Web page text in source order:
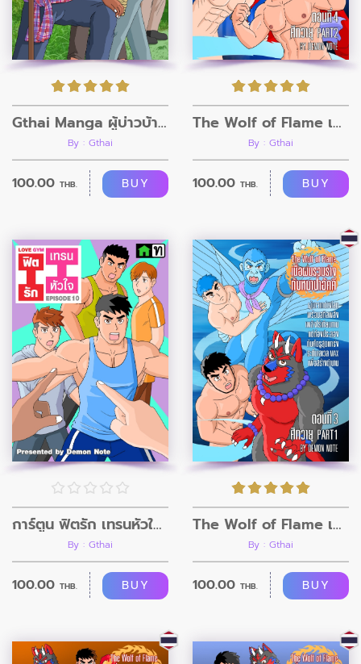
Gthai Manga ผู้บ่าวบ้านนา ตอนที่1
By : Gthai
100.00 THB. BUY
The Wolf of Flame เมื่อผมรวมร่างกับหมาป่าอัคคี ตอนที่4
By : Gthai
100.00 THB. BUY
การ์ตูน ฟิตรัก เทรนหัวใจ ตอนที่10
By : Gthai
100.00 THB. BUY
The Wolf of Flame เมื่อผมรวมร่างกับหมาป่าอัคคี ตอนที่3
By : Gthai
100.00 THB. BUY